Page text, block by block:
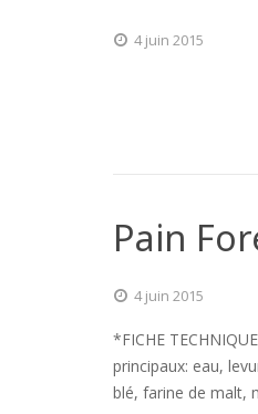
4 juin 2015
Pain
4 juin 2015
*FICHE
principaux: eau,
blé, farine de malt,